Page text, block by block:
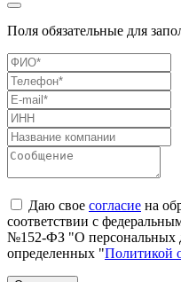
Поля обязательные для
Даю свое согласие на
соответствии с
№152-ФЗ "О персональных
определенных "Политикой